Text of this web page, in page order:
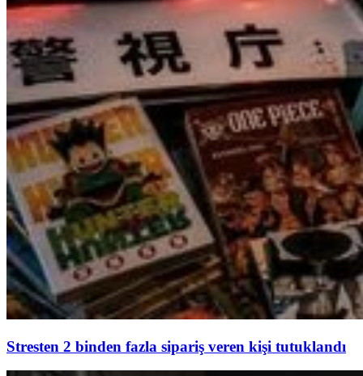
Stresten 2 binden fazla sipariş veren kişi tutuklandı